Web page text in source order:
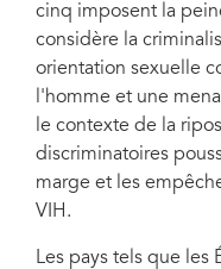
cinq imposent la
considère la
orientation sexuelle
l'homme et une
le contexte de la
discriminatoires
marge et les
VIH.
Les pays tels que les